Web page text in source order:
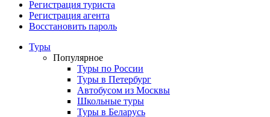
Регистрация туриста
Регистрация агента
Восстановить пароль
Туры
Популярное
Туры по России
Туры в Петербург
Автобусом из Москвы
Школьные туры
Туры в Беларусь